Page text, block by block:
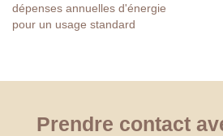
dépenses annuelles d'énergie
pour un usage standard
Prendre contact